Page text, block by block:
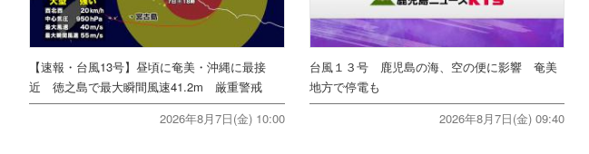
【速報・台風13号】昼頃に奄美・沖縄に最接
近 徳之島で最大瞬間風速41.2m 厳重警戒
2026年8月7日(金) 10:00
台風１３号 鹿児島の海、空の便に影響 奄美
地方で停電も
2026年8月7日(金) 09:40